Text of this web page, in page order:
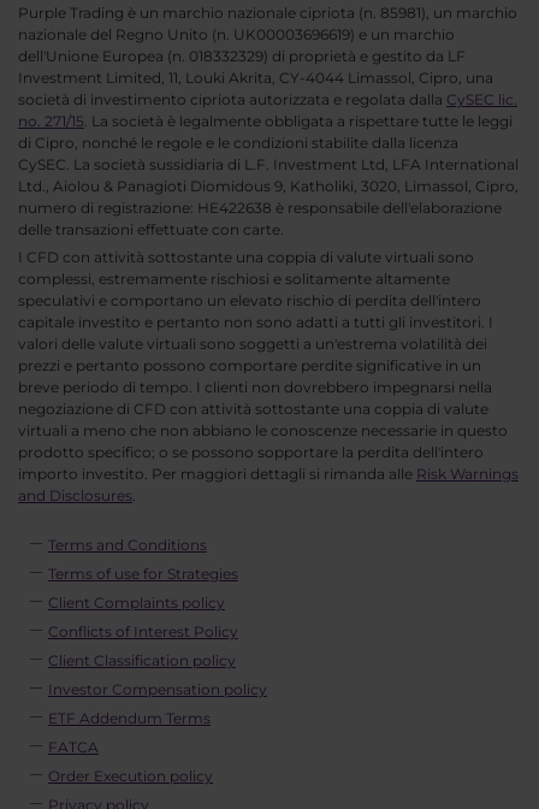
Purple Trading è un marchio nazionale cipriota (n. 85981), un marchio
nazionale del Regno Unito (n. UK00003696619) e un marchio
dell'Unione Europea (n. 018332329) di proprietà e gestito da LF
Investment Limited, 11, Louki Akrita, CY-4044 Limassol, Cipro, una
società di investimento cipriota autorizzata e regolata dalla CySEC lic.
no. 271/15 . La società è legalmente obbligata a rispettare tutte le leggi
di Cipro, nonché le regole e le condizioni stabilite dalla licenza
CySEC. La società sussidiaria di L.F. Investment Ltd, LFA International
Ltd., Aiolou & Panagioti Diomidous 9, Katholiki, 3020, Limassol, Cipro,
numero di registrazione: HE422638 è responsabile dell'elaborazione
delle transazioni effettuate con carte.
I CFD con attività sottostante una coppia di valute virtuali sono
complessi, estremamente rischiosi e solitamente altamente
speculativi e comportano un elevato rischio di perdita dell'intero
capitale investito e pertanto non sono adatti a tutti gli investitori. I
valori delle valute virtuali sono soggetti a un'estrema volatilità dei
prezzi e pertanto possono comportare perdite significative in un
breve periodo di tempo. I clienti non dovrebbero impegnarsi nella
negoziazione di CFD con attività sottostante una coppia di valute
virtuali a meno che non abbiano le conoscenze necessarie in questo
prodotto specifico; o se possono sopportare la perdita dell'intero
importo investito. Per maggiori dettagli si rimanda alle Risk Warnings
and Disclosures
Terms and Conditions
Terms of use for Strategies
Client Complaints policy
Conflicts of Interest Policy
Client Classification policy
Investor Compensation policy
ETF Addendum Terms
FATCA
Order Execution policy
Privacy policy